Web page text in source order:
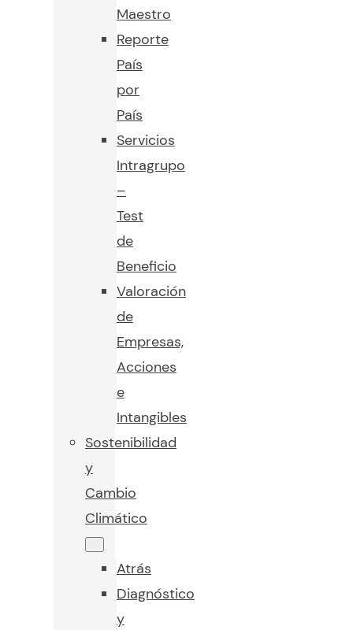
Maestro
Reporte
País
por
País
Servicios
Intragrupo
–
Test
de
Beneficio
Valoración
de
Empresas,
Acciones
e
Intangibles
Sostenibilidad
y
Cambio
Climático
Atrás
Diagnóstico
y